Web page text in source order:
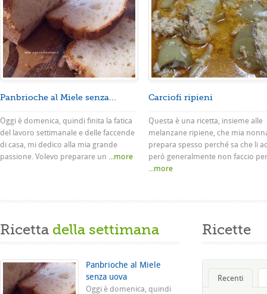
Panbrioche al Miele senza...
Oggi è domenica, quindi finita la fatica
del lavoro settimanale e delle faccende
di casa, mi dedico alla mia grande
passione. Volevo preparare un ...more
Carciofi ripieni
Questa è una ricetta, insieme alle
melanzane ripiene, che mia
prepara spesso perché sa che li
però generalmente non faccio
...more
Ricetta della settimana
Panbrioche al Miele
senza uova
Oggi è domenica, quindi
Ricette
Recenti